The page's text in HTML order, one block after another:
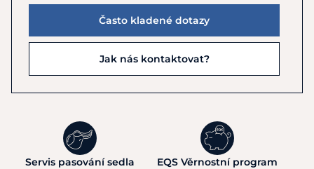
Často kladené dotazy
Jak nás kontaktovat?
Servis pasování sedla EQS Věrnostní program